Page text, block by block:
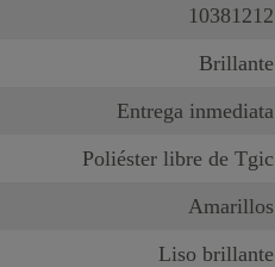
10381212
Brillante
Entrega inmediata
Poliéster libre de Tgic
Amarillos
Liso brillante